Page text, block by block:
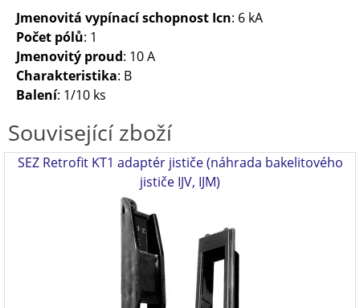
Jmenovitá vypínací schopnost Icn: 6 kA
Počet pólů: 1
Jmenovitý proud: 10 A
Charakteristika: B
Balení: 1/10 ks
Související zboží
SEZ Retrofit KT1 adaptér jističe (náhrada bakelitového
jističe IJV, IJM)